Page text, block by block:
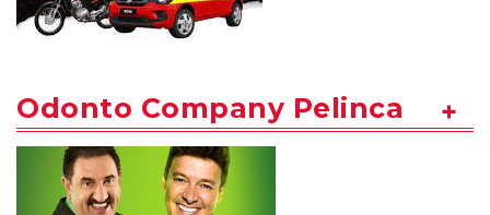
Odonto Company Pelinca